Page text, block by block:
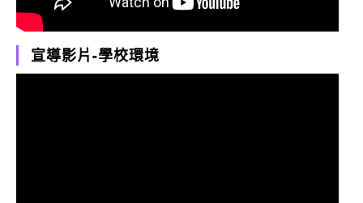
宣導影片-學校環境